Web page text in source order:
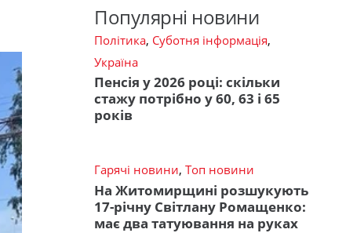
Популярні новини
Політика, Суботня інформація,
Україна
Пенсія у 2026 році: скільки
стажу потрібно у 60, 63 і 65
років
Гарячі новини, Топ новини
На Житомирщині розшукують
17-річну Світлану Ромащенко:
має два татуювання на руках